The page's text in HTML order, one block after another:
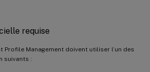
requise
Profile Management doivent utiliser l’un des
suivants :